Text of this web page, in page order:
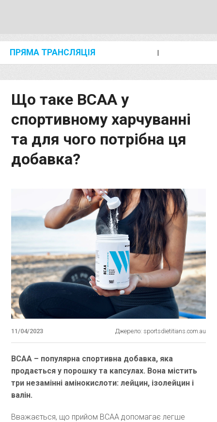
ПРЯМА ТРАНСЛЯЦІЯ I
Що таке BCAA у
спортивному харчуванні
та для чого потрібна ця
добавка?
11/04/2023 Джерело: sportsdietitians.com.au
ВСАА – популярна спортивна добавка, яка
продається у порошку та капсулах. Вона містить
три незамінні амінокислоти: лейцин, ізолейцин і
валін.
Вважається, що прийом ВСАА допомагає легше